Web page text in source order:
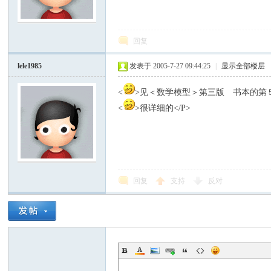
回复
lele1985 发表于 2005-7-27 09:44:25 显示全部楼层
<
>见＜数学模型＞第三版 书本的第
<
>很详细的</P>
回复 支持 反对